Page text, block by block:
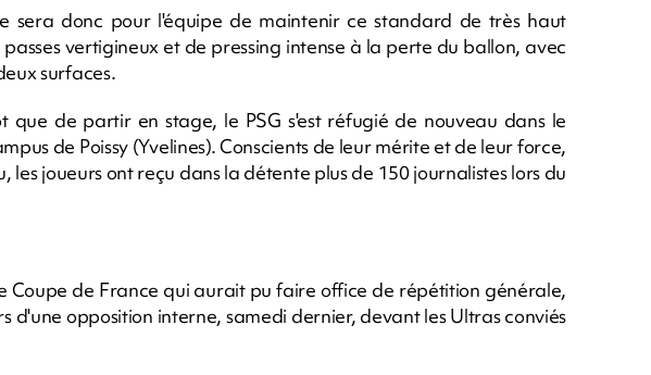
sera donc pour l'équipe de maintenir ce standard de très haut
vertigineux et de pressing intense à la perte du ballon, avec
surfaces.
que de partir en stage, le PSG s'est réfugié de nouveau dans le
de Poissy (Yvelines). Conscients de leur mérite et de leur force,
les joueurs ont reçu dans la détente plus de 150 journalistes lors du
Coupe de France qui aurait pu faire office de répétition générale,
d'une opposition interne, samedi dernier, devant les Ultras conviés